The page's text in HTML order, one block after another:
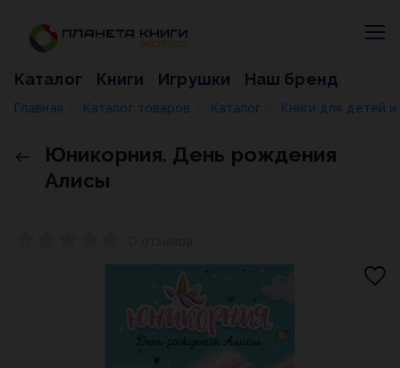
Каталог Книги Игрушки Наш бренд
Главная Каталог товаров Каталог Книги для детей
Юникорния. День рождения
Алисы